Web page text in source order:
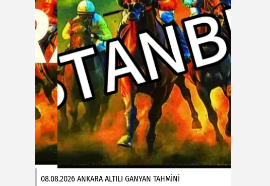
08.08.2026 ANKARA ALTILI GANYAN TAHMİNİ